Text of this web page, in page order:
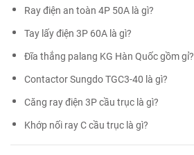
Ray điện an toàn 4P 50A là gì?
Tay lấy điện 3P 60A là gì?
Đĩa thắng palang KG Hàn Quốc gồm gỉ?
Contactor Sungdo TGC3-40 là gì?
Căng ray điện 3P cầu trục là gì?
Khớp nối ray C cầu trục là gì?